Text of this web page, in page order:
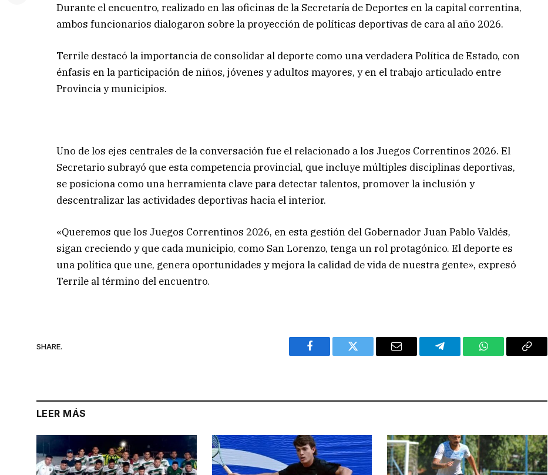
Durante el encuentro, realizado en las oficinas de la Secretaría de Deportes en la capital correntina,
ambos funcionarios dialogaron sobre la proyección de políticas deportivas de cara al año 2026.
Terrile destacó la importancia de consolidar al deporte como una verdadera Política de Estado, con
énfasis en la participación de niños, jóvenes y adultos mayores, y en el trabajo articulado entre
Provincia y municipios.
Uno de los ejes centrales de la conversación fue el relacionado a los Juegos Correntinos 2026. El
Secretario subrayó que esta competencia provincial, que incluye múltiples disciplinas deportivas,
se posiciona como una herramienta clave para detectar talentos, promover la inclusión y
descentralizar las actividades deportivas hacia el interior.
«Queremos que los Juegos Correntinos 2026, en esta gestión del Gobernador Juan Pablo Valdés,
sigan creciendo y que cada municipio, como San Lorenzo, tenga un rol protagónico. El deporte es
una política que une, genera oportunidades y mejora la calidad de vida de nuestra gente», expresó
Terrile al término del encuentro.
SHARE.
Facebook Twitter Email Telegram WhatsAppCopy
LEER MÁS